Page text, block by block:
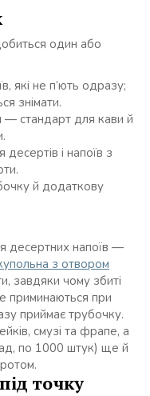
один або
які не п’ють одразу;
знімати.
стандарт для кави й
і напоїв з
й додаткову
десертних напоїв —
з отвором
завдяки чому збиті
приминаються при
приймає трубочку.
смузі та фрапе, а
по 1000 штук) ще й
точку